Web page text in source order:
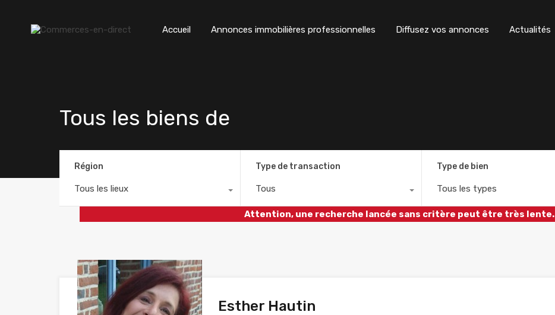
Accueil Annonces immobilières professionnelles Diffusez vos annonces Actualités
Tous les biens de
Région
Tous les lieux
Type de transaction
Tous
Type de bien
Tous les types
Attention, une recherche lancée sans critère peut être très lente.
Esther Hautin